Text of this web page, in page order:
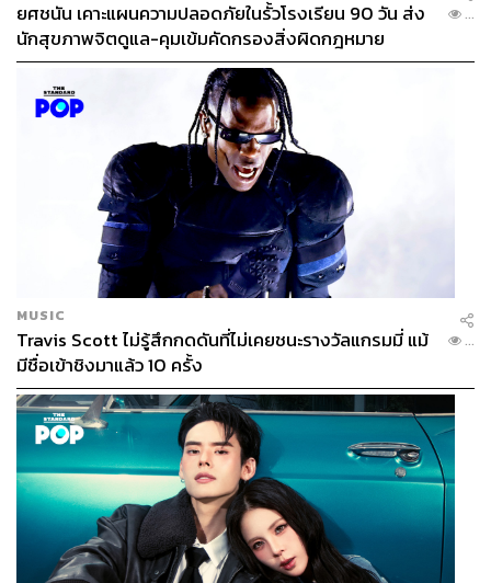
ยศชนัน เคาะแผนความปลอดภัยในรั้วโรงเรียน 90 วัน ส่ง
นักสุขภาพจิตดูแล-คุมเข้มคัดกรองสิ่งผิดกฎหมาย
...
MUSIC
Travis Scott ไม่รู้สึกกดดันที่ไม่เคยชนะรางวัลแกรมมี่ แม้
มีชื่อเข้าชิงมาแล้ว 10 ครั้ง
...